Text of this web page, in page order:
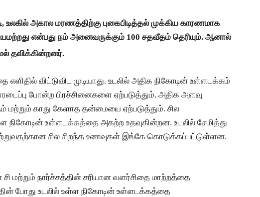
உலகில் அகால மரணத்திற்கு புகைபிடித்தல் முக்கிய காரணமாக
என்பது நம் அனைவருக்கும் 100 சதவீதம் தெரியும். ஆனால்
தவிக்கின்றனர்.
விட்டுவிட முடியாது. உடலில் அதிக நிகோடின் உள்ளடக்கம்
போன்ற பிரச்சினைகளை ஏற்படுத்தும். அதிக அளவு
மற்றும் காது கேளாத தன்மையை ஏற்படுத்தும். சில
உள்ளடக்கத்தை அகற்ற உதவுகின்றன. உடலில் சேமித்து
சில சிறந்த உணவுகள் இங்கே கொடுக்கப்பட்டுள்ளன.
சி மற்றும் நார்ச்சத்தின் சரியான வளர்சிதை மாற்றத்தை
போது உடலில் உள்ள நிகோடின் உள்ளடக்கத்தை